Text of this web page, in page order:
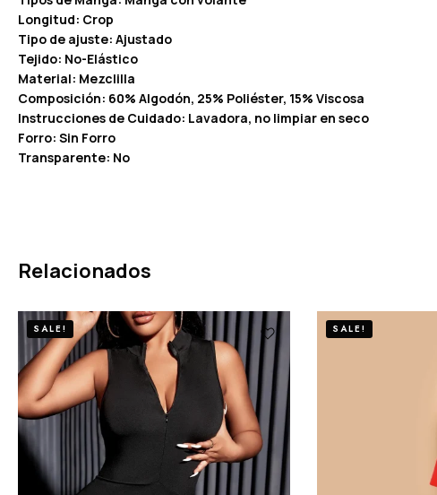
Longitud: Crop
Tipo de ajuste: Ajustado
Tejido: No-Elástico
Material: Mezclilla
Composición: 60% Algodón, 25% Poliéster, 15% Viscosa
Instrucciones de Cuidado: Lavadora, no limpiar en seco
Forro: Sin Forro
Transparente: No
Relacionados
SALE! SALE!